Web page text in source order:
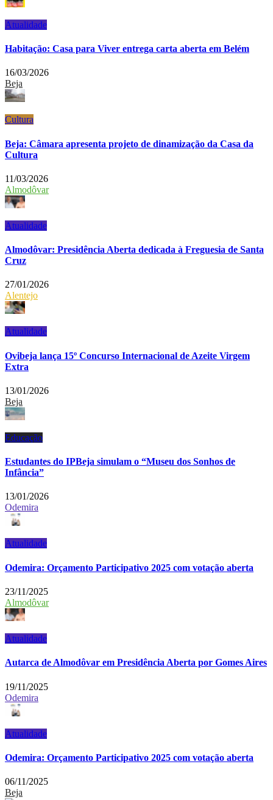
Atualidade
Habitação: Casa para Viver entrega carta aberta em Belém
16/03/2026
Beja
Cultura
Beja: Câmara apresenta projeto de dinamização da Casa da
Cultura
11/03/2026
Almodôvar
Atualidade
Almodôvar: Presidência Aberta dedicada à Freguesia de Santa
Cruz
27/01/2026
Alentejo
Atualidade
Ovibeja lança 15º Concurso Internacional de Azeite Virgem
Extra
13/01/2026
Beja
Educação
Estudantes do IPBeja simulam o “Museu dos Sonhos de
Infância”
13/01/2026
Odemira
Atualidade
Odemira: Orçamento Participativo 2025 com votação aberta
23/11/2025
Almodôvar
Atualidade
Autarca de Almodôvar em Presidência Aberta por Gomes Aires
19/11/2025
Odemira
Atualidade
Odemira: Orçamento Participativo 2025 com votação aberta
06/11/2025
Beja